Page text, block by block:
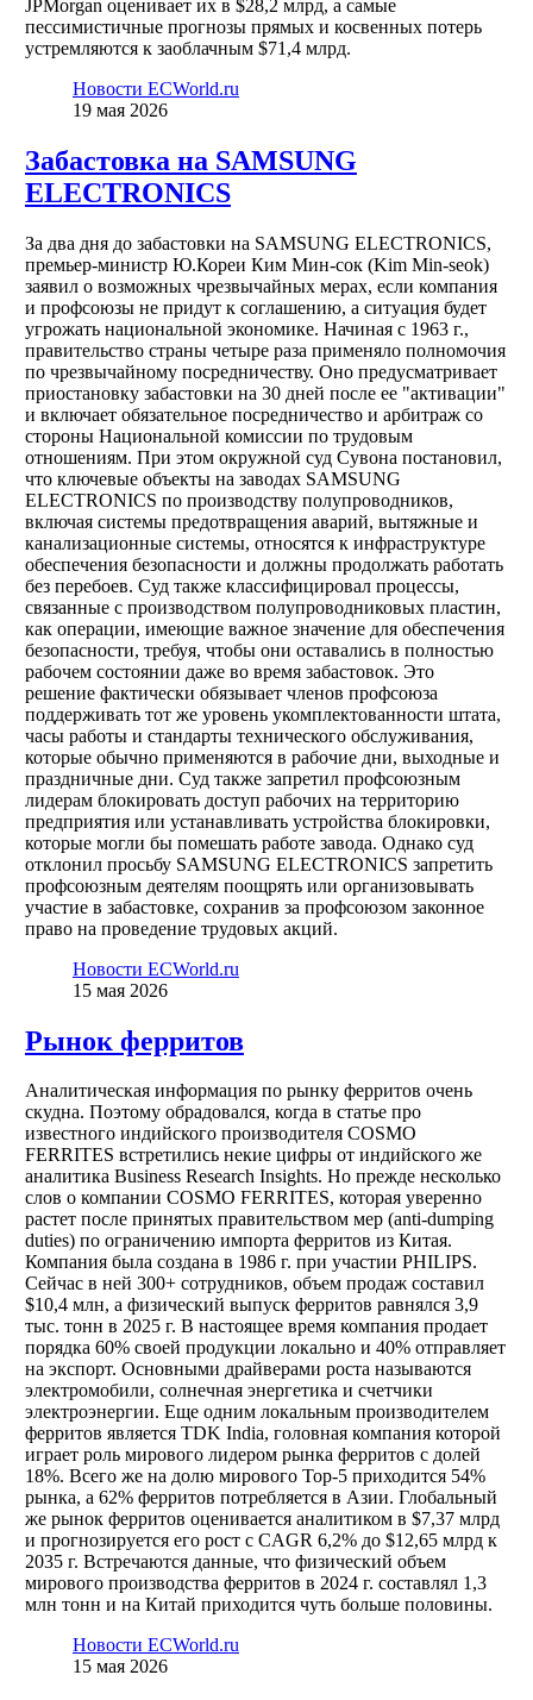
JPMorgan оценивает их в $28,2 млрд, а самые
пессимистичные прогнозы прямых и косвенных потерь
устремляются к заоблачным $71,4 млрд.
Новости ECWorld.ru
19 мая 2026
Забастовка на SAMSUNG
ELECTRONICS
За два дня до забастовки на SAMSUNG ELECTRONICS,
премьер-министр Ю.Кореи Ким Мин-сок (Kim Min-seok)
заявил о возможных чрезвычайных мерах, если компания
и профсоюзы не придут к соглашению, а ситуация будет
угрожать национальной экономике. Начиная с 1963 г.,
правительство страны четыре раза применяло полномочия
по чрезвычайному посредничеству. Оно предусматривает
приостановку забастовки на 30 дней после ее "активации"
и включает обязательное посредничество и арбитраж со
стороны Национальной комиссии по трудовым
отношениям. При этом окружной суд Сувона постановил,
что ключевые объекты на заводах SAMSUNG
ELECTRONICS по производству полупроводников,
включая системы предотвращения аварий, вытяжные и
канализационные системы, относятся к инфраструктуре
обеспечения безопасности и должны продолжать работать
без перебоев. Суд также классифицировал процессы,
связанные с производством полупроводниковых пластин,
как операции, имеющие важное значение для обеспечения
безопасности, требуя, чтобы они оставались в полностью
рабочем состоянии даже во время забастовок. Это
решение фактически обязывает членов профсоюза
поддерживать тот же уровень укомплектованности штата,
часы работы и стандарты технического обслуживания,
которые обычно применяются в рабочие дни, выходные и
праздничные дни. Суд также запретил профсоюзным
лидерам блокировать доступ рабочих на территорию
предприятия или устанавливать устройства блокировки,
которые могли бы помешать работе завода. Однако суд
отклонил просьбу SAMSUNG ELECTRONICS запретить
профсоюзным деятелям поощрять или организовывать
участие в забастовке, сохранив за профсоюзом законное
право на проведение трудовых акций.
Новости ECWorld.ru
15 мая 2026
Рынок ферритов
Аналитическая информация по рынку ферритов очень
скудна. Поэтому обрадовался, когда в статье про
известного индийского производителя COSMO
FERRITES встретились некие цифры от индийского же
аналитика Business Research Insights. Но прежде несколько
слов о компании COSMO FERRITES, которая уверенно
растет после принятых правительством мер (anti-dumping
duties) по ограничению импорта ферритов из Китая.
Компания была создана в 1986 г. при участии PHILIPS.
Сейчас в ней 300+ сотрудников, объем продаж составил
$10,4 млн, а физический выпуск ферритов равнялся 3,9
тыс. тонн в 2025 г. В настоящее время компания продает
порядка 60% своей продукции локально и 40% отправляет
на экспорт. Основными драйверами роста называются
электромобили, солнечная энергетика и счетчики
электроэнергии. Еще одним локальным производителем
ферритов является TDK India, головная компания которой
играет роль мирового лидером рынка ферритов с долей
18%. Всего же на долю мирового Top-5 приходится 54%
рынка, а 62% ферритов потребляется в Азии. Глобальный
же рынок ферритов оценивается аналитиком в $7,37 млрд
и прогнозируется его рост с CAGR 6,2% до $12,65 млрд к
2035 г. Встречаются данные, что физический объем
мирового производства ферритов в 2024 г. составлял 1,3
млн тонн и на Китай приходится чуть больше половины.
Новости ECWorld.ru
15 мая 2026